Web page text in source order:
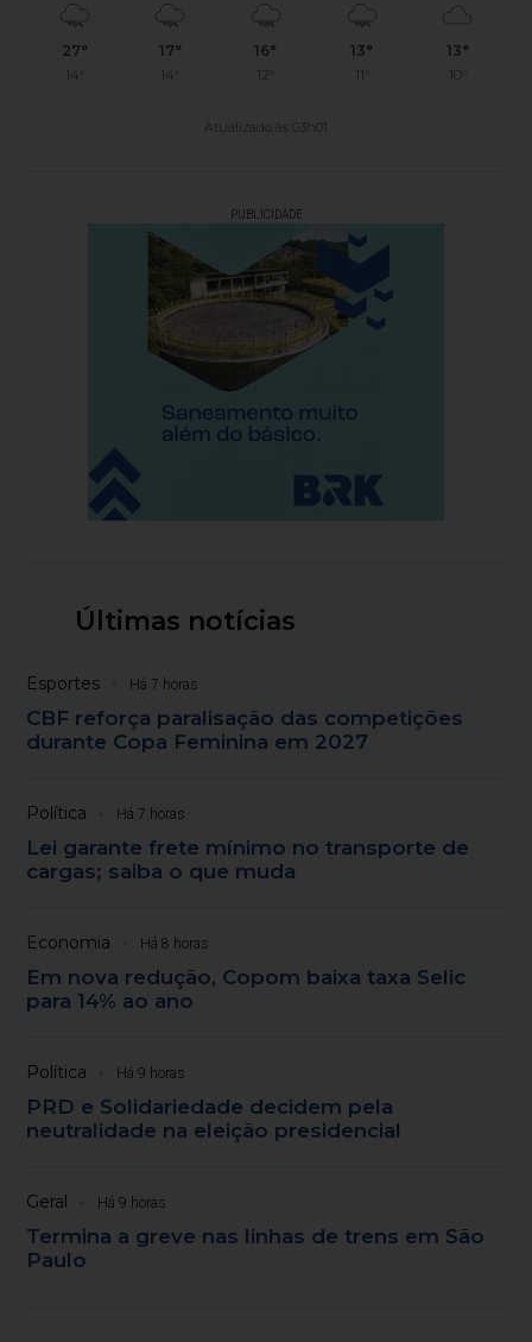
27°
14°
17°
14°
16°
12°
13°
11°
13°
10°
Atualizado às 03h01
PUBLICIDADE
Últimas notícias
Esportes Há 7 horas
CBF reforça paralisação das competições
durante Copa Feminina em 2027
Política Há 7 horas
Lei garante frete mínimo no transporte de
cargas; saiba o que muda
Economia Há 8 horas
Em nova redução, Copom baixa taxa Selic
para 14% ao ano
Política Há 9 horas
PRD e Solidariedade decidem pela
neutralidade na eleição presidencial
Geral Há 9 horas
Termina a greve nas linhas de trens em São
Paulo